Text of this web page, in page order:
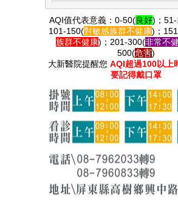
AQI值代表意義：0-50(良好)；
101-150(對敏感族群不健康) ；
族群不健康) ；201-300(非常不
500(危害)
大新醫院提醒您 AQI超過100以上
要記得戴口罩